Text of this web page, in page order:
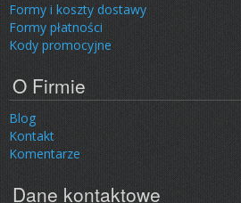
Formy i koszty dostawy
Formy płatności
Kody promocyjne
O Firmie
Blog
Kontakt
Komentarze
Dane kontaktowe